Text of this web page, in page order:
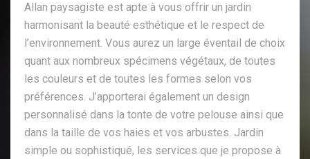
Allan paysagiste est apte à vous offrir un jardin
harmonisant la beauté esthétique et le respect de
l’environnement. Vous aurez un large éventail de choix
quant aux nombreux spécimens végétaux, de toutes
les couleurs et de toutes les formes selon vos
préférences. J’apporterai également un design
personnalisé dans la tonte de votre pelouse ainsi que
dans la taille de vos haies et vos arbustes. Jardin
simple ou sophistiqué, les services que je propose à